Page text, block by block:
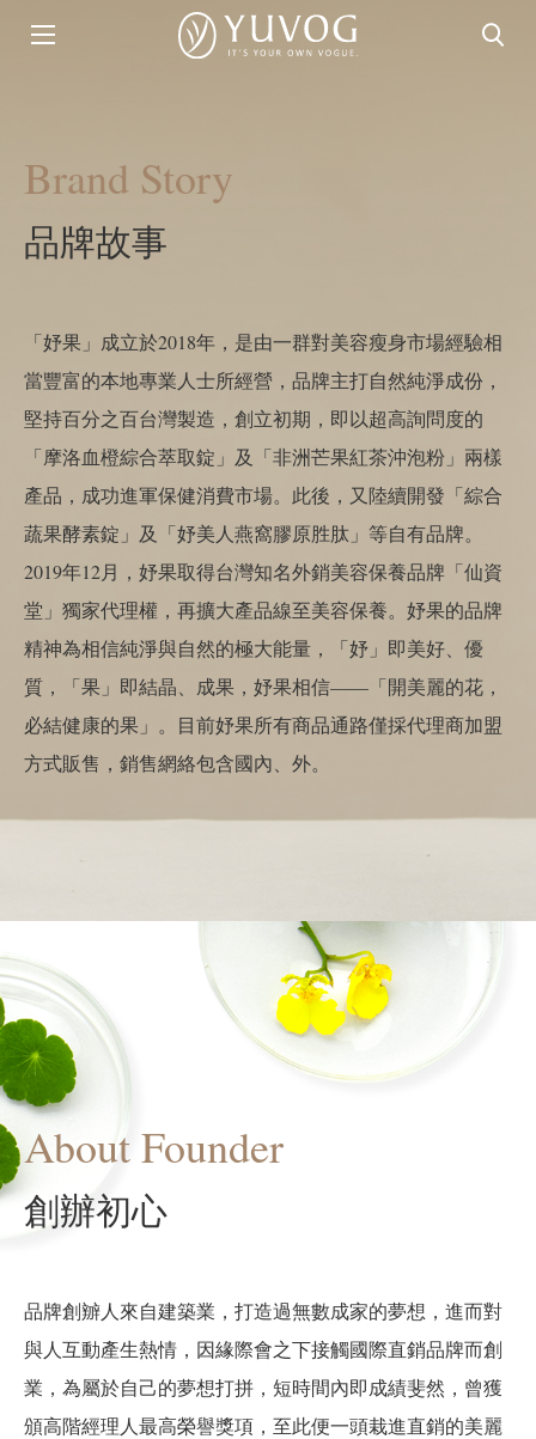
Brand Story
品牌故事
「妤果」成立於2018年，是由一群對美容瘦身市場經驗相
當豐富的本地專業人士所經營，品牌主打自然純淨成份，
堅持百分之百台灣製造，創立初期，即以超高詢問度的
「摩洛血橙綜合萃取錠」及「非洲芒果紅茶沖泡粉」兩樣
產品，成功進軍保健消費市場。此後，又陸續開發「綜合
蔬果酵素錠」及「妤美人燕窩膠原胜肽」等自有品牌。
2019年12月，妤果取得台灣知名外銷美容保養品牌「仙資
堂」獨家代理權，再擴大產品線至美容保養。妤果的品牌
精神為相信純淨與自然的極大能量，「妤」即美好、優
質，「果」即結晶、成果，妤果相信——「開美麗的花，
必結健康的果」。目前妤果所有商品通路僅採代理商加盟
方式販售，銷售網絡包含國內、外。
About Founder
創辦初心
品牌創辧人來自建築業，打造過無數成家的夢想，進而對
與人互動產生熱情，因緣際會之下接觸國際直銷品牌而創
業，為屬於自己的夢想打拼，短時間內即成績斐然，曾獲
頒高階經理人最高榮譽獎項，至此便一頭栽進直銷的美麗